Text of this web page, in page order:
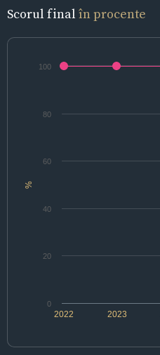
Scorul final în procente
%
2022 2023
0
20
40
60
80
100